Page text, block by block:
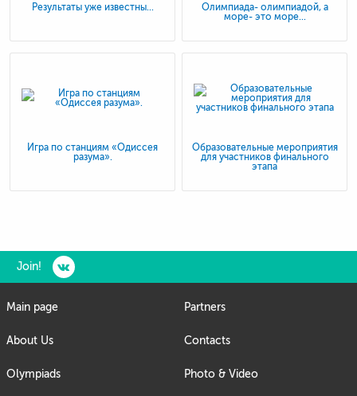
Результаты уже известны...
Олимпиада- олимпиадой, а
море- это море...
Игра по станциям «Одиссея
разума».
Образовательные мероприятия
для участников финального
этапа
Join!
Main page
About Us
Olympiads
Partners
Contacts
Photo & Video